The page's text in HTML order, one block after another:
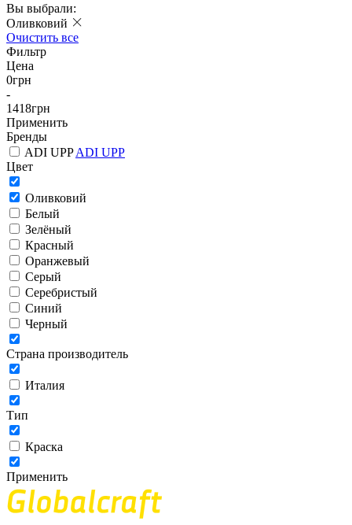
Вы выбрали:
Оливковий
Очистить все
Фильтр
Цена
0грн
-
1418грн
Применить
Бренды
ADI UPPADI UPP
Цвет
Оливковий
Белый
Зелёный
Красный
Оранжевый
Серый
Серебристый
Синий
Черный
Страна производитель
Италия
Тип
Краска
Применить